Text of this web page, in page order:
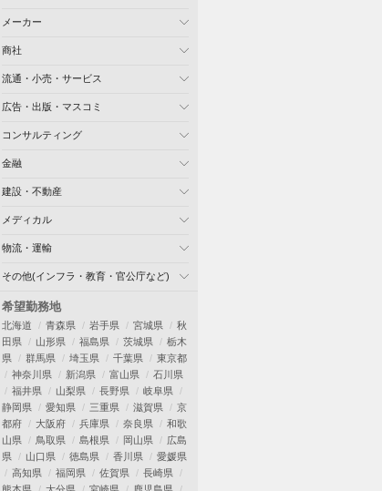
メーカー
商社
流通・小売・サービス
広告・出版・マスコミ
コンサルティング
金融
建設・不動産
メディカル
物流・運輸
その他(インフラ・教育・官公庁など)
希望勤務地
北海道 青森県 岩手県 宮城県
秋
田県
山形県 福島県 茨城県
栃木
県
群馬県 埼玉県 千葉県
東京都
神奈川県
新潟県 富山県
石川県
福井県
山梨県 長野県
岐阜県
静岡県
愛知県 三重県 滋賀県
京
都府
大阪府 兵庫県 奈良県
和歌
山県
鳥取県 島根県 岡山県
広島
県
山口県 徳島県 香川県
愛媛県
高知県
福岡県 佐賀県
長崎県